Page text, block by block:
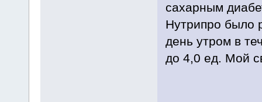
сахарным
Нутрипро было
день утром в
до 4,0 ед. Мой